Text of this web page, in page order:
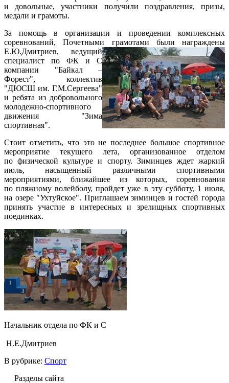
и довольные, участники получили поздравления, призы,
медали и грамоты.
За помощь в организации и проведении комплексных
соревнований, Почетными грамотами были награждены
Е.Ю.Дмитриев, ведущий
специалист по ФК и С
компании "Байкал –
Форест", коллектив
"ДЮСШ им. Г.М.Сергеева"
и ребята из добровольного
молодежно-спортивного
движения "Зима
спортивная".
Стоит отметить, что это не последнее большое спортивное
мероприятие текущего лета, организованное отделом
по физической культуре и спорту. Зиминцев ждет жаркий
июль, насыщенный различными спортивными
мероприятиями, ближайшее из которых, соревнования
по пляжному волейболу, пройдет уже в эту субботу, 1 июля,
на озере "Ухтуйское". Приглашаем зиминцев и гостей города
принять участие в интересных и зрелищных спортивных
поединках.
Начальник отдела по ФК и С
Н.Е.Дмитриев
В рубрике: Спорт
Разделы сайта